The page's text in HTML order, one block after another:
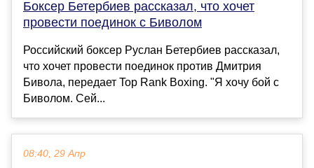
Боксер Бетербиев рассказал, что хочет
провести поединок с Биволом
Российский боксер Руслан Бетербиев рассказал,
что хочет провести поединок против Дмитрия
Бивола, передает Top Rank Boxing. "Я хочу бой с
Биволом. Сей...
08:40, 29 Апр